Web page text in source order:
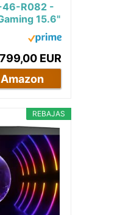
46-R082 -
15.6"
Ryzen
799,00 EUR
REBAJAS